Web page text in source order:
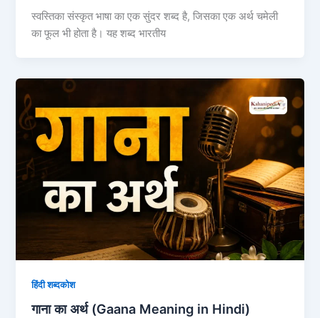
स्वस्तिका संस्कृत भाषा का एक सुंदर शब्द है, जिसका एक अर्थ चमेली
का फूल भी होता है। यह शब्द भारतीय
हिंदी शब्दकोश
गाना का अर्थ (Gaana Meaning in Hindi)